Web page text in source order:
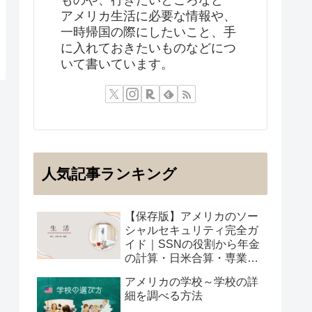
アメリカ生活に必要な情報や、
一時帰国の際にしたいこと、手
に入れておきたいものなどにつ
いて書いています。
人気記事ランキング
【保存版】アメリカのソー
シャルセキュリティ完全ガ
イド｜SSNの役割から年金
の計算・日米合算・専業主
アメリカの学校～学校の詳
細を調べる方法